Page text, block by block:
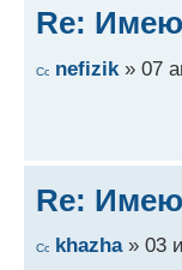
Re:
nefizik » 07
Re:
khazha» 03